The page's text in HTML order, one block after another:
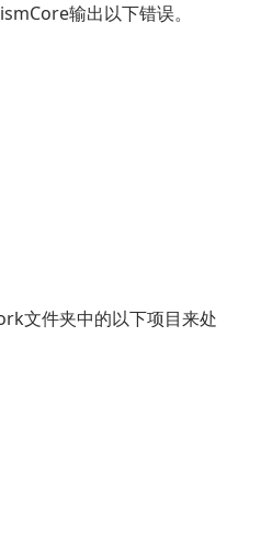
输出以下错误。
文件夹中的以下项目来处